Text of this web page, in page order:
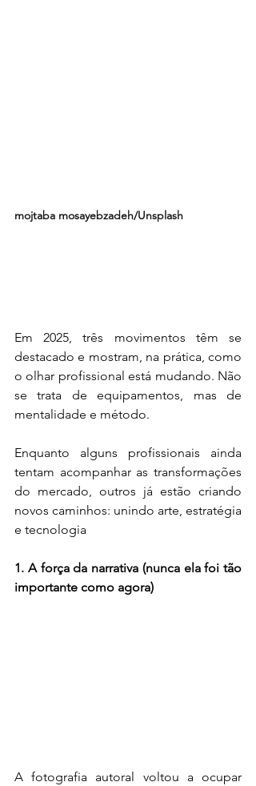
mojtaba mosayebzadeh/Unsplash
Em 2025, três movimentos têm se
destacado e mostram, na prática, como
o olhar profissional está mudando. Não
se trata de equipamentos, mas de
mentalidade e método.
Enquanto alguns profissionais ainda
tentam acompanhar as transformações
do mercado, outros já estão criando
novos caminhos: unindo arte, estratégia
e tecnologia
1. A força da narrativa (nunca ela foi tão
importante como agora)
A fotografia autoral voltou a ocupar